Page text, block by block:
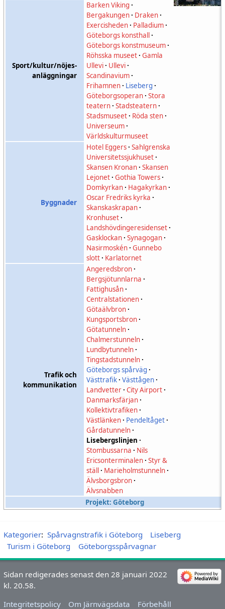
Sport/kultur/nöjes-
anläggningar
Barken Viking ·
Bergakungen· Draken·
Exercisheden· Palladium·
Göteborgs konsthall ·
Göteborgs konstmuseum·
Röhsska museet·Gamla
Ullevi· Ullevi·
Scandinavium·
Frihamnen· Liseberg ·
Göteborgsoperan·Stora
teatern·Stadsteatern·
Stadsmuseet· Röda sten·
Universeum·
Världskulturmuseet
Byggnader
Hotel Eggers·Sahlgrenska
Universitetssjukhuset·
Skansen Kronan·Skansen
Lejonet·Gothia Towers·
Domkyrkan· Hagakyrkan·
Oscar Fredriks kyrka ·
Skanskaskrapan·
Kronhuset·
Landshövdingeresidenset·
Gasklockan·Synagogan·
Nasirmoskén·Gunnebo
slott· Karlatornet
Trafik och
kommunikation
Angeredsbron·
Bergsjötunnlarna ·
Fattighusån·
Centralstationen·
Götaälvbron·
Kungsportsbron·
Götatunneln·
Chalmerstunneln·
Lundbytunneln·
Tingstadstunneln·
Göteborgs spårväg ·
Västtrafik·Västtågen·
Landvetter·City Airport·
Danmarksfärjan·
Kollektivtrafiken·
Västlänken· Pendeltåget·
Gårdatunneln·
Lisebergslinjen ·
Stombussarna · Nils
Ericsonterminalen·Styr &
ställ · Marieholmstunneln·
Älvsborgsbron·
Älvsnabben
Projekt: Göteborg
Kategorier: Spårvagnstrafik i Göteborg
Liseberg
Turism i Göteborg
Göteborgsspårvagnar
Sidan redigerades senast den 28 januari 2022
kl. 20.58.
Integritetspolicy
Om Järnvägsdata Förbehåll